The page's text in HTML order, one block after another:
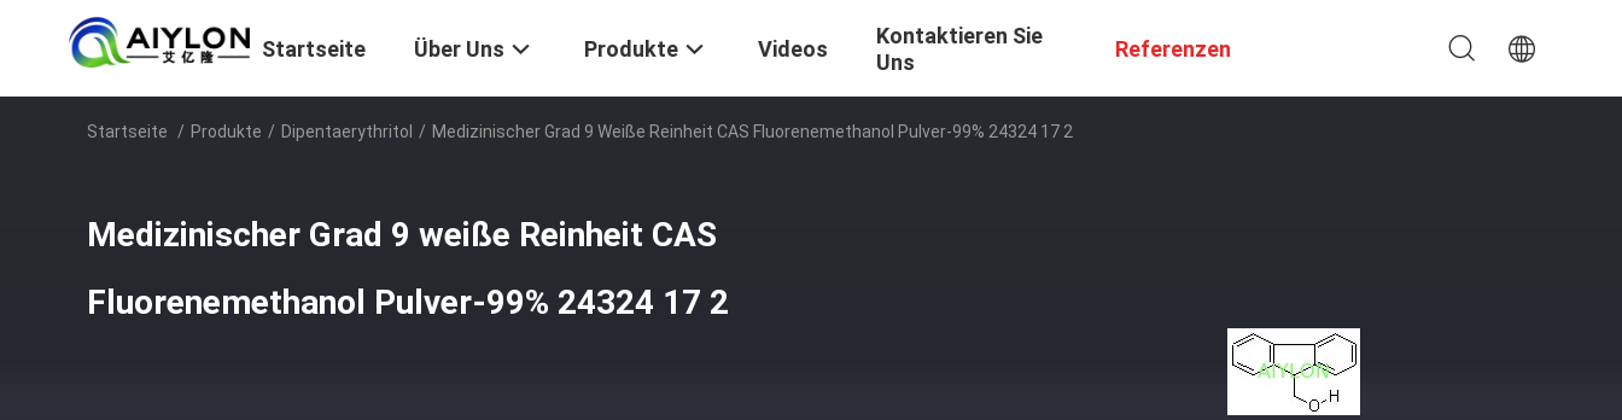
Startseite Über Uns Produkte Videos
Kontaktieren Sie
Uns
Referenzen
Startseite / Produkte / Dipentaerythritol / Medizinischer Grad 9 Weiße Reinheit CAS Fluorenemethanol Pulver-99% 24324 17 2
Medizinischer Grad 9 weiße Reinheit CAS
Fluorenemethanol Pulver-99% 24324 17 2